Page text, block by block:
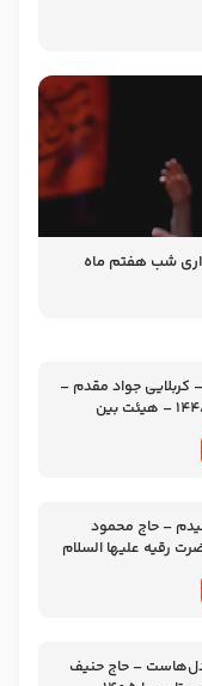
شب هفتم ماه
– کربلایی جواد مقدم –
شب هشتم محرم 1448 – هیئت بین
– حاج محمود
رقیه علیها السلام
– حاج حنیف